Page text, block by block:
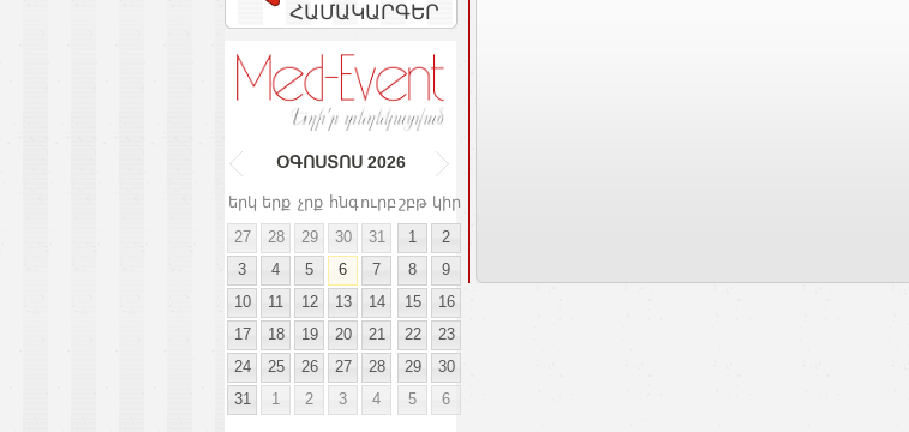
ՀԱՄԱԿԱՐԳԵՐ
ՕԳՈՍՏՈՍ 2026
երկ երք չրք հնգուրբ շբթ կիր
27
28 29 30 31 1
2
3
4 5 6 7 8
9
10
11 12 13 14 15
16
17
18 19 20 21 22
23
24
25 26 27 28 29
30
31
1 2 3 4 5 6